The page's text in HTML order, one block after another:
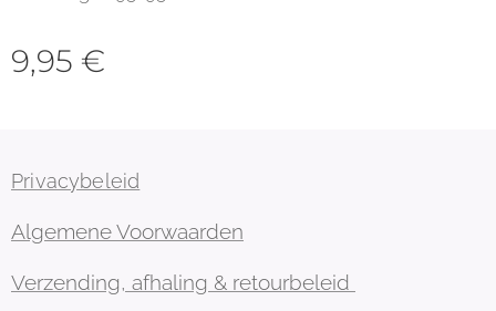
9,95 €
Privacybeleid
Algemene Voorwaarden
Verzending, afhaling & retourbeleid